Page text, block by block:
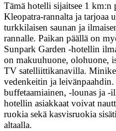
Tämä hotelli sijaitsee 1 km:n
Kleopatra-rannalta ja tarjoaa
turkkilaisen saunan ja
rannalle. Paikan päällä on
Sunpark Garden -hotellin
on makuuhuone, olohuone,
TV satelliittikanavilla.
vedenkeitin ja
buffetaamiainen, -lounas ja
hotellin asiakkaat voivat
ruokia sekä kasvisruokia
altaalla.